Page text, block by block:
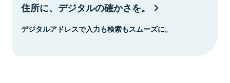
住所に、デジタルの確かさを。
デジタルアドレスで入力も検索もスムーズに。